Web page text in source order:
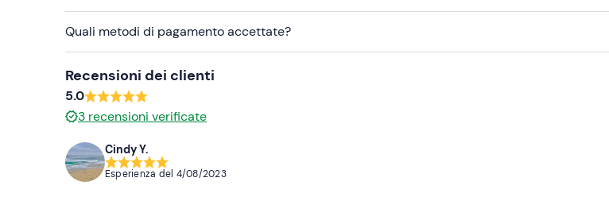
Quali metodi di pagamento accettate?
Recensioni dei clienti
5.0
3 recensioni verificate
Cindy Y.
Esperienza del 4/08/2023